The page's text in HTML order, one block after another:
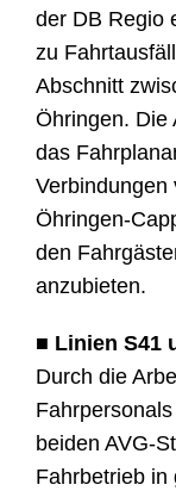
der DB Regio
zu
Abschnitt
Öhringen. Die
das
Verbindungen
Öhringen-
den
anzubieten.
■ Linien S41
Durch die
beiden AVG-
Fahrbetrieb in